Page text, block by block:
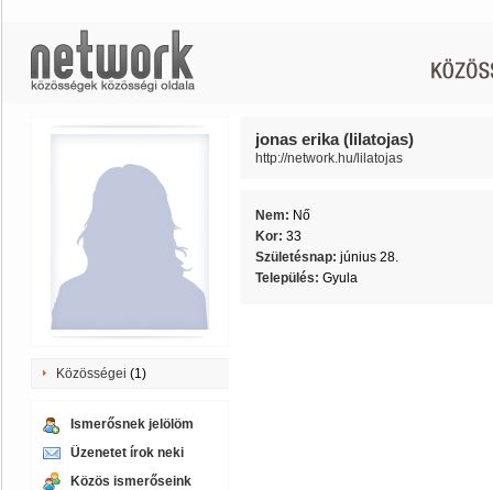
Közösségei (1)
Ismerősnek jelölöm
Üzenetet írok neki
Közös ismerőseink
jonas erika (lilatojas)
http://network.hu/lilatojas
Nem: Nő
Kor: 33
Születésnap: június 28.
Település: Gyula